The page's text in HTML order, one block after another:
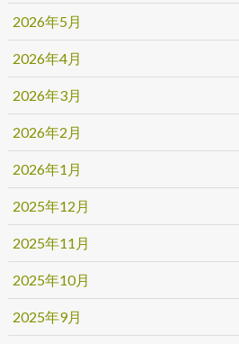
2026年5月
2026年4月
2026年3月
2026年2月
2026年1月
2025年12月
2025年11月
2025年10月
2025年9月